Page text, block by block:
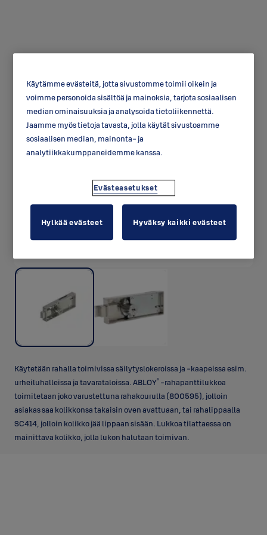
Rahalukko SC413B
Käytetään rahalla toimivissa säilytyslokeroissa ja -kaapeissa esim.
urheiluhalleissa ja tavarataloissa. ABLOY® -rahapanttilukkoa
toimitetaan joko varustettuna rahakourulla (800595), jolloin
asiakas saa kolikkonsa takaisin oven avattuaan, tai rahalippaalla
SC414, jolloin kolikko jää lippaan sisään. Lukkoa tilattaessa on
mainittava kolikko, jolla lukon halutaan toimivan.
Käytämme evästeitä, jotta sivustomme toimii oikein ja
voimme personoida sisältöä ja mainoksia, tarjota sosiaalisen
median ominaisuuksia ja analysoida tietoliikennettä.
Jaamme myös tietoja tavasta, jolla käytät sivustoamme
sosiaalisen median, mainonta- ja
analytiikkakumppaneidemme kanssa.
Evästeasetukset
Hylkää evästeet Hyväksy kaikki evästeet